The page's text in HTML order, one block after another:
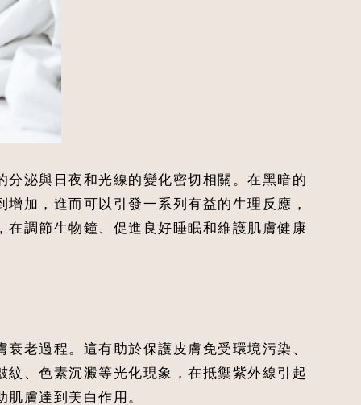
泌與日夜和光線的變化密切相關。在黑暗的
加，進而可以引發一系列有益的生理反應，
調節生物鐘、促進良好睡眠和維護肌膚健康
老過程。這有助於保護皮膚免受環境污染、
、色素沉澱等光化現象，在抵禦紫外線引起
膚達到美白作用。